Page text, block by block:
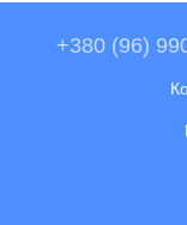
+380 (96)